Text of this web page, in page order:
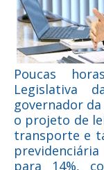
Poucas
Legislativa
governador da
o projeto de
transporte e
para 14%,